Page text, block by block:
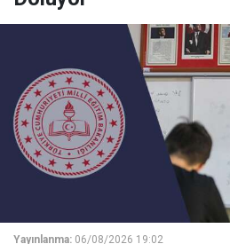
Yayınlanma: 06/08/2026 19:02